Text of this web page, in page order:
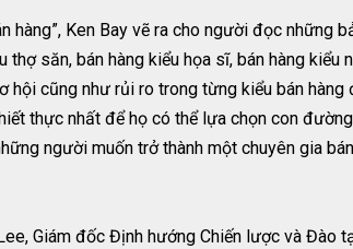
hàng”, Ken Bay vẽ ra cho người đọc những
thợ săn, bán hàng kiểu họa sĩ, bán hàng
hội cũng như rủi ro trong từng kiểu bán
thực nhất để họ có thể lựa chọn con
người muốn trở thành một chuyên gia
Giám đốc Định hướng Chiến lược và